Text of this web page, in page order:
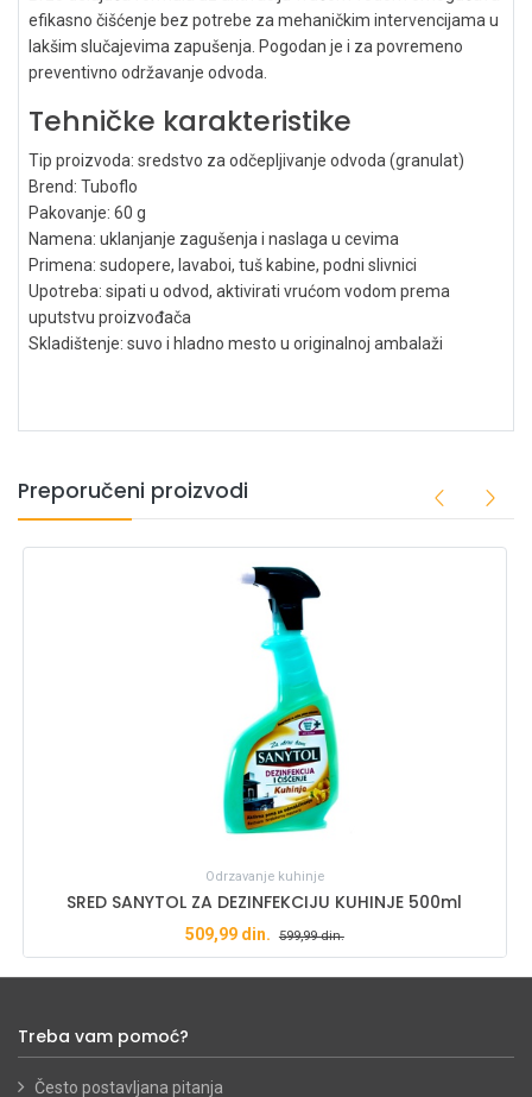
efikasno čišćenje bez potrebe za mehaničkim intervencijama u
lakšim slučajevima zapušenja. Pogodan je i za povremeno
preventivno održavanje odvoda.
Tehničke karakteristike
Tip proizvoda: sredstvo za odčepljivanje odvoda (granulat)
Brend: Tuboflo
Pakovanje: 60 g
Namena: uklanjanje zagušenja i naslaga u cevima
Primena: sudopere, lavaboi, tuš kabine, podni slivnici
Upotreba: sipati u odvod, aktivirati vrućom vodom prema
uputstvu proizvođača
Skladištenje: suvo i hladno mesto u originalnoj ambalaži
Preporučeni proizvodi
Odrzavanje kuhinje
SRED SANYTOL ZA DEZINFEKCIJU KUHINJE 500ml
509,99din. 599,99din.
Treba vam pomoć?
Često postavljana pitanja